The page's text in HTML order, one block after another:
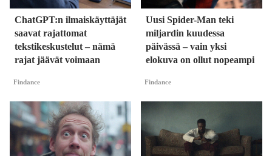
ChatGPT:n ilmaiskäyttäjät
saavat rajattomat
tekstikeskustelut – nämä
rajat jäävät voimaan
Findance
Uusi Spider-Man teki
miljardin kuudessa
päivässä – vain yksi
elokuva on ollut nopeampi
Findance